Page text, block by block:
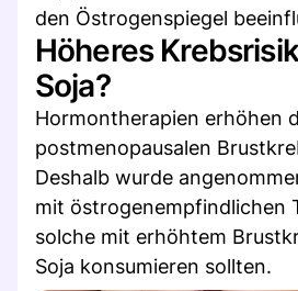
den Östrogenspiegel
Höheres
Soja?
Hormontherapien erhöhen
postmenopausalen
Deshalb wurde
mit östrogenempfindlichen
solche mit erhöhtem
Soja konsumieren sollten.